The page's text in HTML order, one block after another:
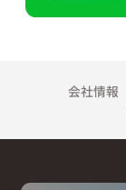
会社情報